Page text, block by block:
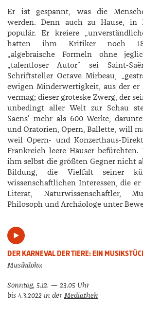
Er ist gespannt, was die
werden. Denn auch zu Hause,
populär. Er kreiere
hatten ihm Kritiker noch
„algebraische Formeln ohne
„talentloser Autor“ sei Saint-
Schriftsteller ­Octave ­Mirbeau,
ewigen Minderwertigkeit, aus der
vermag; dieser groteske Zwerg, der
unbedingt aller Welt zur Schau
Saëns’ mehr als 600 Werke,
und Oratorien, Opern, Ballette, will
weil Opern- und Konzerthaus-­
Frankreich leere Häuser befürchten.
ihm selbst die größten Gegner nicht
Bildung, die Vielfalt seiner
wissenschaftlichen Interessen, die
Literat, Naturwissenschaftler,
Philosoph und Archäologe unter
DER KARNEVAL DER TIERE: EIN
Musikdoku
Sonntag, 5.12. — 23.05 Uhr
bis 4.3.2022 in der Mediathek